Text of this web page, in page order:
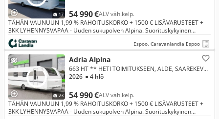
17 54 990 €ALV väh.kelp.
TÄHÄN VAUNUUN 1,99 % RAHOITUSKORKO + 1500 € LISÄVARUSTEET +
3KK LYHENNYSVAPAA - Uuden sukupolven Alpina. Suorituskykyinen
matkailuvaunumallisto, joka on tarkoitettu ympärivuotiseen käyttöön.
Espoo, Caravanlandia Espoo
23
Adria Alpina
54 990 €ALV väh.kelp.
663 HT ** HETI TOIMITUKSEEN, ALDE, SAAREKEVUODE, PLUSPAKETTI **
2026 ● 4 hlö
TÄHÄN VAUNUUN 1,99 % RAHOITUSKORKO + 1500 € LISÄVARUSTEET +
3KK LYHENNYSVAPAA - Uuden sukupolven Alpina. Suorituskykyinen